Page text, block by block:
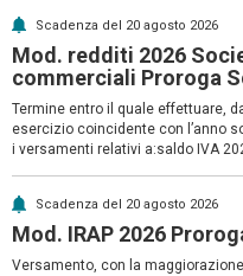
Scadenza del 20 agosto 2026
Mod. redditi 2026
commerciali Proroga
Termine entro il quale effettuare,
esercizio coincidente con l’anno
i versamenti relativi a:saldo IVA
Scadenza del 20 agosto 2026
Mod. IRAP 2026
Versamento, con la